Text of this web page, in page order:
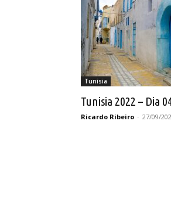
Tunisia
Tunisia 2022 – Dia
Ricardo Ribeiro - 27/09/